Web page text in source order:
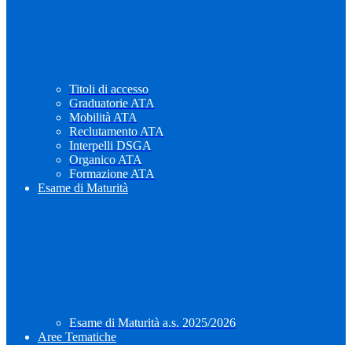
Titoli di accesso
Graduatorie ATA
Mobilità ATA
Reclutamento ATA
Interpelli DSGA
Organico ATA
Formazione ATA
Esame di Maturità
Esame di Maturità a.s. 2025/2026
Aree Tematiche